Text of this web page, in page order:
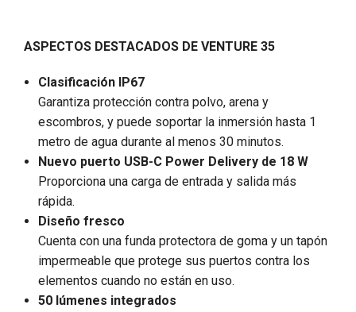
ASPECTOS DESTACADOS DE VENTURE 35
Clasificación IP67
Garantiza protección contra polvo, arena y
escombros, y puede soportar la inmersión hasta 1
metro de agua durante al menos 30 minutos.
Nuevo puerto USB-C Power Delivery de 18 W
Proporciona una carga de entrada y salida más
rápida.
Diseño fresco
Cuenta con una funda protectora de goma y un tapón
impermeable que protege sus puertos contra los
elementos cuando no están en uso.
50 lúmenes integrados